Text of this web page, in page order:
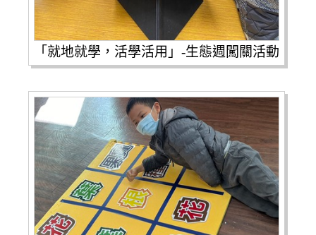
「就地就學，活學活用」-生態週闖關活動